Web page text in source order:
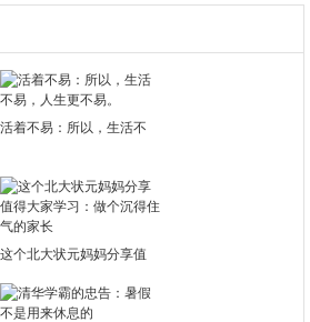
活着不易：所以，生活不
这个北大状元妈妈分享值